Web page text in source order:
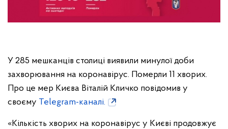
У 285 мешканців столиці виявили минулої доби
захворювання на коронавірус. Померли 11 хворих.
Про це мер Києва Віталій Кличко повідомив у
своєму Telegram-каналі.
«Кількість хворих на коронавірус у Києві продовжує